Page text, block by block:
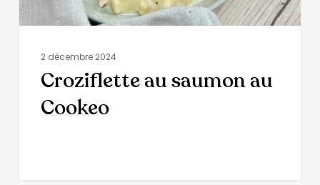
2 décembre 2024
Croziflette au saumon au
Cookeo